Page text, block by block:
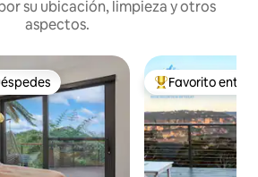
su ubicación, limpieza y otros
aspectos.
preferido Favorito entre
Favorito entre